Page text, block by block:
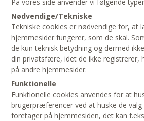
Nødvendige/Tekniske
Tekniske cookies er nødvendige for, at
hjemmesider fungerer, som de skal.
de kun teknisk betydning og dermed
din privatsfære, idet de ikke registrerer,
på andre hjemmesider.
Funktionelle
Funktionelle cookies anvendes for at
brugerpræferencer ved at huske de valg
foretager på hjemmesiden, det kan